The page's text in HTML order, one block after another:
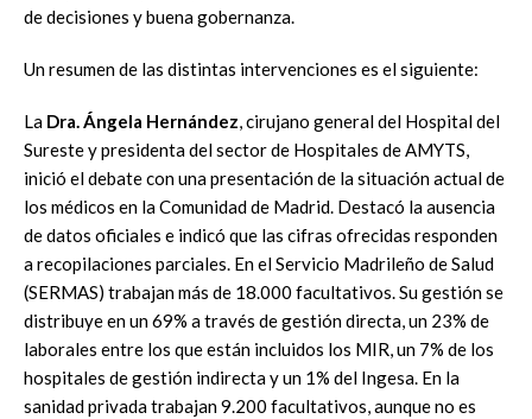
de decisiones y buena gobernanza.
Un resumen de las distintas intervenciones es el siguiente:
La Dra. Ángela Hernández, cirujano general del Hospital del
Sureste y presidenta del sector de Hospitales de AMYTS,
inició el debate con una presentación de la situación actual de
los médicos en la Comunidad de Madrid. Destacó la ausencia
de datos oficiales e indicó que las cifras ofrecidas responden
a recopilaciones parciales. En el Servicio Madrileño de Salud
(SERMAS) trabajan más de 18.000 facultativos. Su gestión se
distribuye en un 69% a través de gestión directa, un 23% de
laborales entre los que están incluidos los MIR, un 7% de los
hospitales de gestión indirecta y un 1% del Ingesa. En la
sanidad privada trabajan 9.200 facultativos, aunque no es